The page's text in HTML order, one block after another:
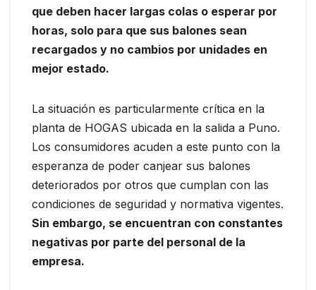
que deben hacer largas colas o esperar por
horas, solo para que sus balones sean
recargados y no cambios por unidades en
mejor estado.
La situación es particularmente crítica en la
planta de HOGAS ubicada en la salida a Puno.
Los consumidores acuden a este punto con la
esperanza de poder canjear sus balones
deteriorados por otros que cumplan con las
condiciones de seguridad y normativa vigentes.
Sin embargo, se encuentran con constantes
negativas por parte del personal de la
empresa.